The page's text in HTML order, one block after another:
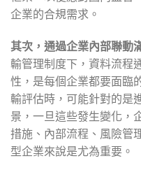
企業的合規需求。
其次，通過企業內部聯動
輸管理制度下，資料流程
性，是每個企業都要面臨
輸評估時，可能針對的是
景，一旦這些發生變化，
措施、內部流程、風險管
型企業來說是尤為重要。